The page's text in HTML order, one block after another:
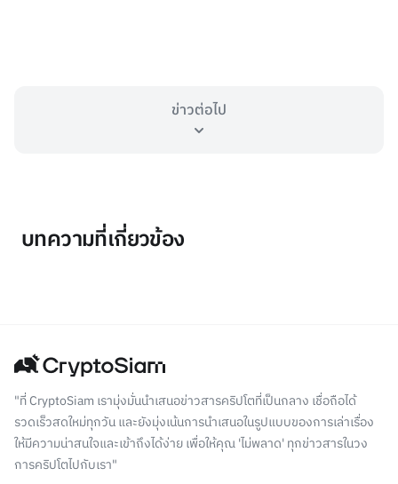
ข่าวต่อไป
บทความที่เกี่ยวข้อง
"ที่ CryptoSiam เรามุ่งมั่นนำเสนอข่าวสารคริปโตที่เป็นกลาง เชื่อถือได้
รวดเร็วสดใหม่ทุกวัน และยังมุ่งเน้นการนำเสนอในรูปแบบของการเล่าเรื่อง
ให้มีความน่าสนใจและเข้าถึงได้ง่าย เพื่อให้คุณ 'ไม่พลาด' ทุกข่าวสารในวง
การคริปโตไปกับเรา"